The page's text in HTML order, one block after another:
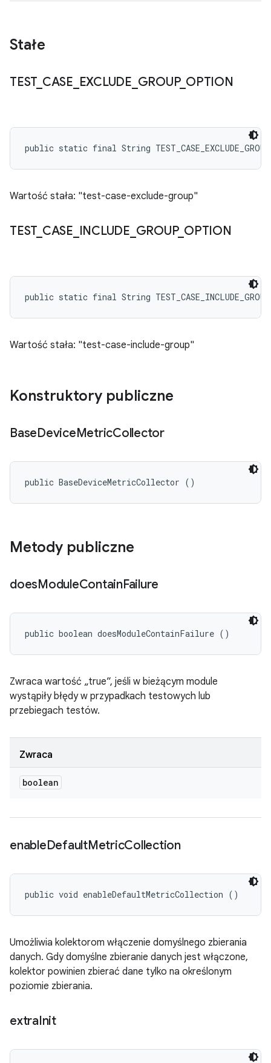
Stałe
TEST_ CASE EXCLUDE GROUP_ OPTION
public static final String
Wartość stała: "test-case-exclude-group"
TEST_ CASE INCLUDE GROUP_ OPTION
public static final String
Wartość stała: "test-case-include-group"
Konstruktory publiczne
BaseDeviceMetricCollector
public BaseDeviceMetricCollector ()
Metody publiczne
doesModuleContainFailure
public boolean doesModuleContainFailure ()
Zwraca wartość „true”, jeśli w bieżącym module
wystąpiły błędy w przypadkach testowych lub
przebiegach testów.
Zwraca
boolean
enableDefaultMetricCollection
public void enableDefaultMetricCollection ()
Umożliwia kolektorom włączenie domyślnego zbierania
danych. Gdy domyślne zbieranie danych jest włączone,
kolektor powinien zbierać dane tylko na określonym
poziomie zbierania.
extraInit